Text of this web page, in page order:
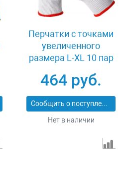
Перчатки с точками
увеличенного
размера L-XL 10 пар
K10
464 руб.
Сообщить о поступлении
Нет в наличии